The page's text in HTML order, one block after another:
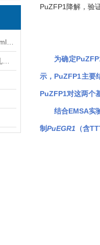
PuZFP1降解，验
为确定
示，PuZFP1主要
PuZFP1对这两个
结合EMSA实
制PuEGR1 （含